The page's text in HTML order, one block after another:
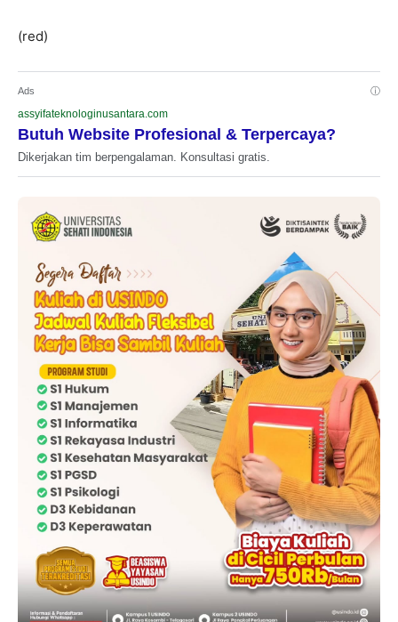
(red)
Ads ⓘ
assyifateknologinusantara.com
Butuh Website Profesional & Terpercaya?
Dikerjakan tim berpengalaman. Konsultasi gratis.